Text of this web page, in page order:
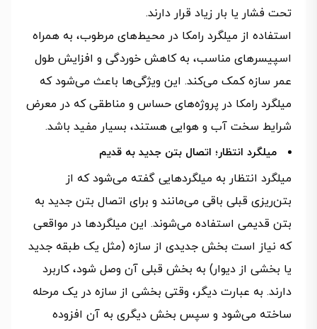
تحت فشار یا بار زیاد قرار دارند.
استفاده از میلگرد رامکا در محیط‌های مرطوب، به همراه
اسپیسرهای مناسب، به کاهش خوردگی و افزایش طول
عمر سازه کمک می‌کند. این ویژگی‌ها باعث می‌شود که
میلگرد رامکا در پروژه‌های حساس و مناطقی که در معرض
شرایط سخت آب و هوایی هستند، بسیار مفید باشد.
میلگرد انتظار؛ اتصال بتن جدید به قدیم
میلگرد انتظار به میلگردهایی گفته می‌شود که از
بتن‌ریزی قبلی باقی می‌مانند و برای اتصال بتن جدید به
بتن قدیمی استفاده می‌شوند. این میلگردها در مواقعی
که نیاز است بخش جدیدی از سازه (مثل یک طبقه جدید
یا بخشی از دیوار) به بخش قبلی آن وصل شود، کاربرد
دارند. به عبارت دیگر، وقتی بخشی از سازه در یک مرحله
ساخته می‌شود و سپس بخش دیگری به آن افزوده